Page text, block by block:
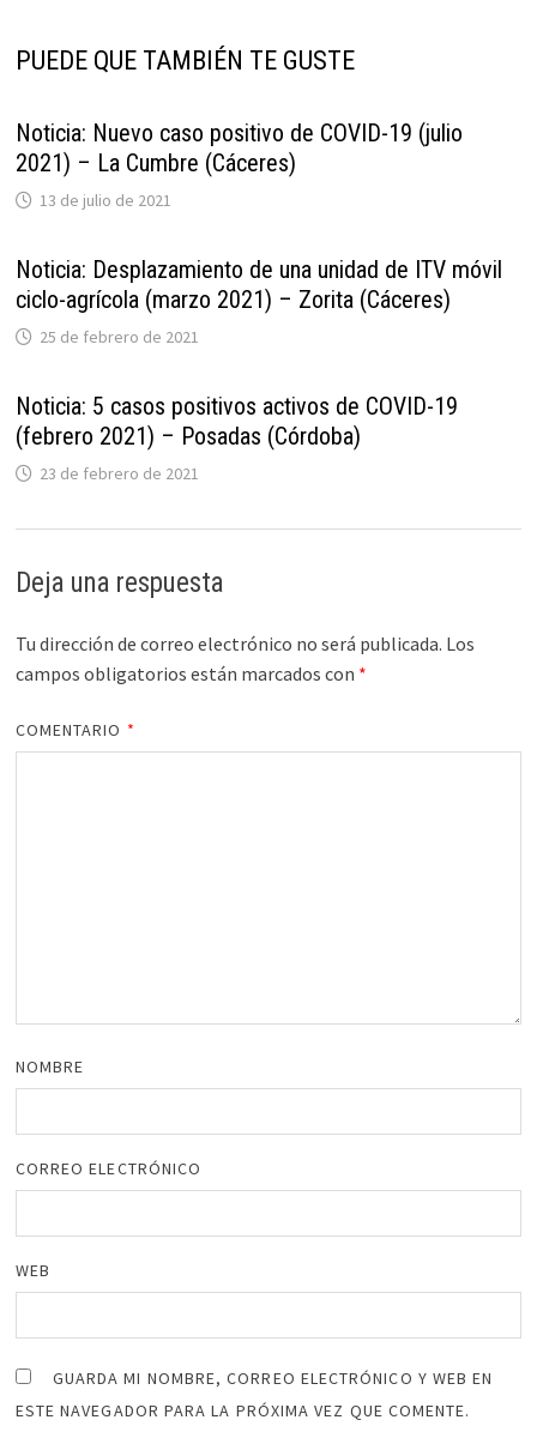
PUEDE QUE TAMBIÉN TE GUSTE
Noticia: Nuevo caso positivo de COVID-19 (julio
2021) – La Cumbre (Cáceres)
13 de julio de 2021
Noticia: Desplazamiento de una unidad de ITV móvil
ciclo-agrícola (marzo 2021) – Zorita (Cáceres)
25 de febrero de 2021
Noticia: 5 casos positivos activos de COVID-19
(febrero 2021) – Posadas (Córdoba)
23 de febrero de 2021
Deja una respuesta
Tu dirección de correo electrónico no será publicada. Los
campos obligatorios están marcados con *
COMENTARIO *
NOMBRE
CORREO ELECTRÓNICO
WEB
GUARDA MI NOMBRE, CORREO ELECTRÓNICO Y WEB EN
ESTE NAVEGADOR PARA LA PRÓXIMA VEZ QUE COMENTE.